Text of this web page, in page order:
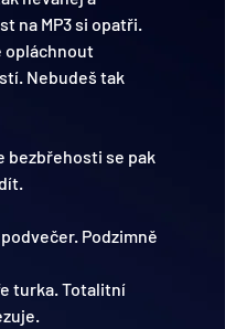
na MP3 si opatři.
opláchnout
Nebudeš tak
bezbřehosti se pak
Podzimně
turka. Totalitní